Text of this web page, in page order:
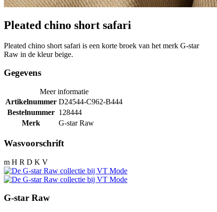
Pleated chino short safari
Pleated chino short safari is een korte broek van het merk G-star
Raw in de kleur beige.
Gegevens
Meer informatie
Artikelnummer D24544-C962-B444
Bestelnummer 128444
Merk
G-star Raw
Wasvoorschrift
m H R D K V
G-star Raw